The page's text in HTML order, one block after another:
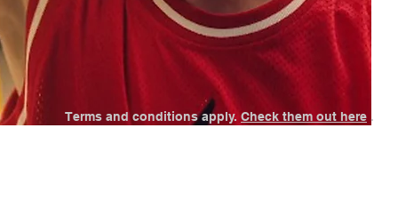
Terms and conditions apply. Check them out here .